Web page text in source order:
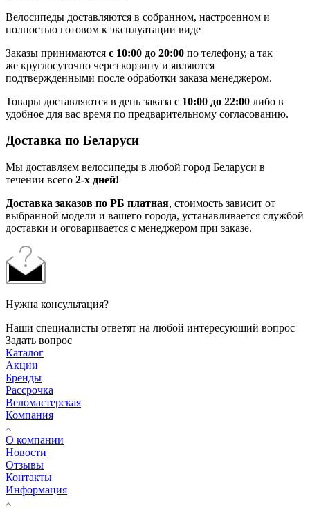
Велосипеды доставляются в собранном, настроенном и
полностью готовом к эксплуатации виде
Заказы принимаются с 10:00 до 20:00 по телефону, а так
же круглосуточно через корзину и являются
подтвержденными после обработки заказа менеджером.
Товары доставляются в день заказа с 10:00 до 22:00 либо в
удобное для вас время по предварительному согласованию.
Доставка по Беларуси
Мы доставляем велосипеды в любой город Беларуси в
течении всего 2-х дней!
Доставка заказов по РБ платная, стоимость зависит от
выбранной модели и вашего города, устанавливается службой
доставки и оговаривается с менеджером при заказе.
Нужна консультация?
Наши специалисты ответят на любой интересующий вопрос
Задать вопрос
Каталог
Акции
Бренды
Рассрочка
Веломастерская
Компания
О компании
Новости
Отзывы
Контакты
Информация